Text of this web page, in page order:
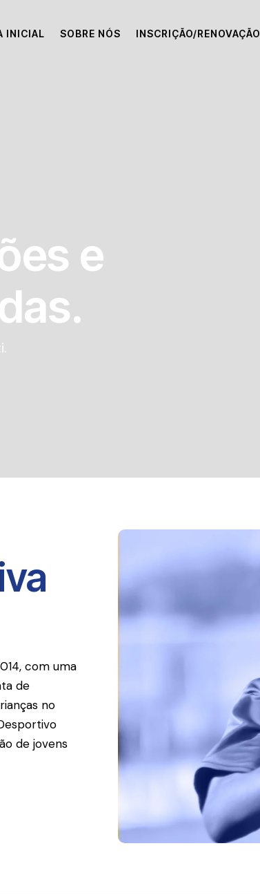
INICIAL SOBRE NÓS INSCRIÇÃO/RENOVAÇÃO
e
com uma
de
no
de jovens